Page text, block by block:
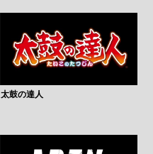
太鼓の達人